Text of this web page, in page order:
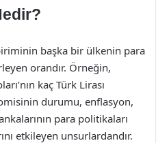
başka bir ülkenin para
orandır. Örneğin,
kaç Türk Lirası
durumu, enflasyon,
para politikaları
etkileyen unsurlardandır.